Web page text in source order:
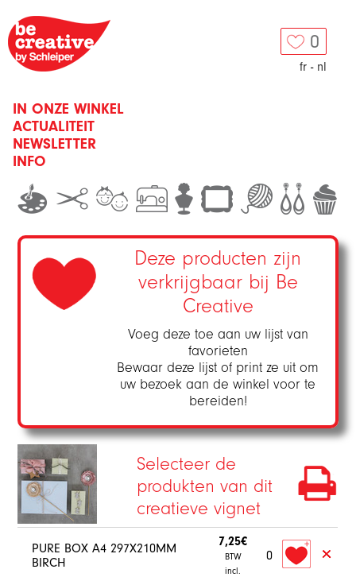
0
fr - nl
IN ONZE WINKEL
ACTUALITEIT
NEWSLETTER
INFO
Deze producten zijn
verkrijgbaar bij Be
Creative
Voeg deze toe aan uw lijst van
favorieten
Bewaar deze lijst of print ze uit om
uw bezoek aan de winkel voor te
bereiden!
Selecteer de
produkten van dit
creatieve vignet
PURE BOX A4 297X210MM
BIRCH
7,25€
BTW
incl.
0